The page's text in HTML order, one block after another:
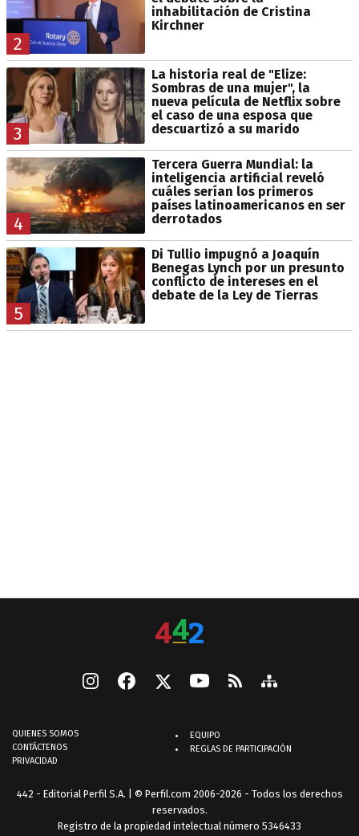
2
inhabilitación de Cristina
Kirchner
3
La historia real de "Elize:
Sombras de una mujer", la
nueva película de Netflix sobre
el caso de una esposa que
descuartizó a su marido
4
Tercera Guerra Mundial: la
inteligencia artificial reveló
cuáles serían los primeros
países latinoamericanos en ser
derrotados
5
Di Tullio impugnó a Joaquín
Benegas Lynch por un presunto
conflicto de intereses en el
debate de la Ley de Tierras
QUIENES SOMOS
CONTÁCTENOS
PRIVACIDAD
EQUIPO
REGLAS DE PARTICIPACIÓN
442 - Editorial Perfil S.A. | © Perfil.com 2006-2026 - Todos los derechos
reservados.
Registro de la propiedad intelectual número 5346433